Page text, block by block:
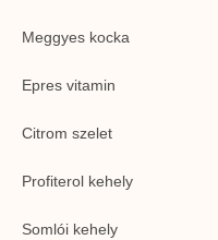
Meggyes kocka
Epres vitamin
Citrom szelet
Profiterol kehely
Somlói kehely